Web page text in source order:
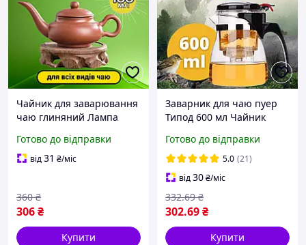
Чайник для заварювання
чаю глиняний Лампа
мл Чайник для чайної
церемонії з довгим
Готово до відправки
від31 ₴/міс
306₴
360 ₴
Купити
Заварник для чаю пуер
Типод 600 мл Чайник
типоди та Колби
Заварник з кнопкою
Гунфу чайник
Готово до відправки
5.0 (21)
від30₴/міс
302.69₴
332.69 ₴
Купити